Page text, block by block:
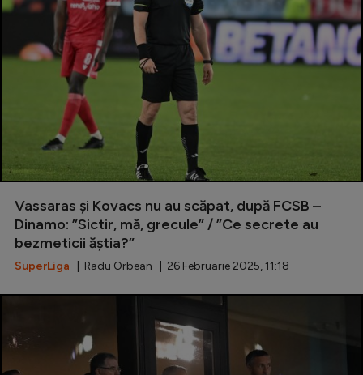
Rugby
Ciclism
Alte sporturi
JO 2024
JO 2026
Intră în cont
Creează cont
Vassaras și Kovacs nu au scăpat, după FCSB –
Dinamo: ”Sictir, mă, grecule” / ”Ce secrete au
bezmeticii ăștia?”
SuperLiga | Radu Orbean | 26 Februarie 2025, 11:18